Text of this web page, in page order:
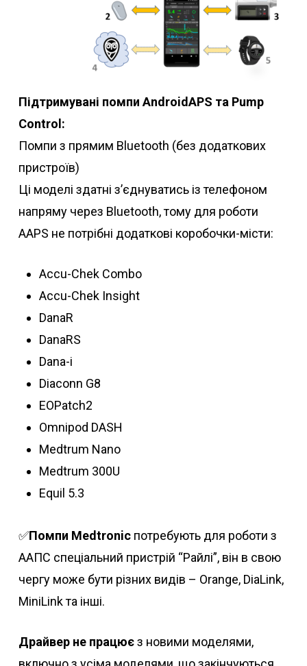
Підтримувані помпи AndroidAPS та Pump
Control:
Помпи з прямим Bluetooth (без додаткових
пристроїв)
Ці моделі здатні з’єднуватись із телефоном
напряму через Bluetooth, тому для роботи
AAPS не потрібні додаткові коробочки-місти:
Accu-Chek Combo
Accu-Chek Insight
DanaR
DanaRS
Dana-i
Diaconn G8
EOPatch2
Omnipod DASH
Medtrum Nano
Medtrum 300U
Equil 5.3
✅Помпи Medtronicпотребують для роботи з
ААПС спеціальний пристрій “Райлі”, він в свою
чергу може бути різних видів – Orange, DiaLink,
MiniLink та інші.
Драйвер не працюєз новими моделями,